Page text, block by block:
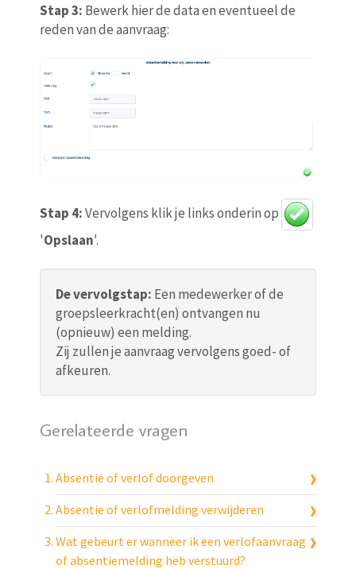
Stap 3: Bewerk hier de data en eventueel de
reden van de aanvraag:
Stap 4:Vervolgens klik je links onderin op
'Opslaan'.
De vervolgstap: Een medewerker of de
groepsleerkracht(en) ontvangen nu
(opnieuw) een melding.
Zij zullen je aanvraag vervolgens goed- of
afkeuren.
Gerelateerde vragen
Absentie of verlof doorgeven
Absentie of verlofmelding verwijderen
Wat gebeurt er wanneer ik een verlofaanvraag
of absentiemelding heb verstuurd?